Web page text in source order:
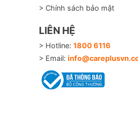
> Chính sách bảo mật
LIÊN HỆ
> Hotline: 1800 6116
> Email: